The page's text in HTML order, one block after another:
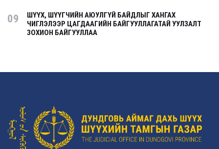
09
ШҮҮХ, ШҮҮГЧИЙН АЮУЛГҮЙ БАЙДЛЫГ ХАНГАХ
ЧИГЛЭЛЭЭР ЦАГДААГИЙН БАЙГУУЛЛАГАТАЙ УУЛЗАЛТ
ЗОХИОН БАЙГУУЛЛАА